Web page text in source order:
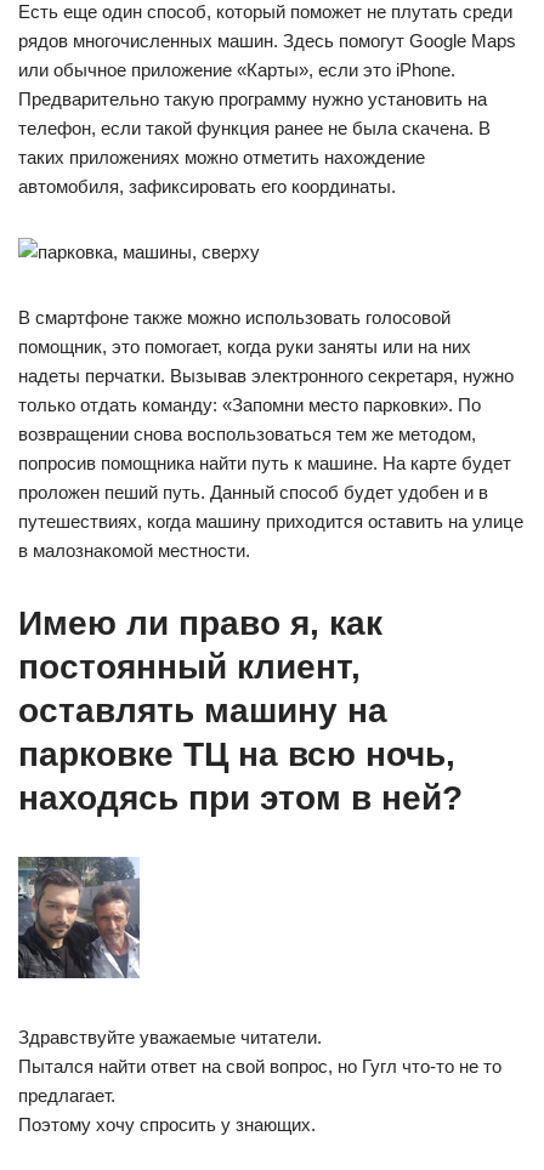
Есть еще один способ, который поможет не плутать среди
рядов многочисленных машин. Здесь помогут Google Maps
или обычное приложение «Карты», если это iPhone.
Предварительно такую программу нужно установить на
телефон, если такой функция ранее не была скачена. В
таких приложениях можно отметить нахождение
автомобиля, зафиксировать его координаты.
В смартфоне также можно использовать голосовой
помощник, это помогает, когда руки заняты или на них
надеты перчатки. Вызывав электронного секретаря, нужно
только отдать команду: «Запомни место парковки». По
возвращении снова воспользоваться тем же методом,
попросив помощника найти путь к машине. На карте будет
проложен пеший путь. Данный способ будет удобен и в
путешествиях, когда машину приходится оставить на улице
в малознакомой местности.
Имею ли право я, как
постоянный клиент,
оставлять машину на
парковке ТЦ на всю ночь,
находясь при этом в ней?
Здравствуйте уважаемые читатели.
Пытался найти ответ на свой вопрос, но Гугл что-то не то
предлагает.
Поэтому хочу спросить у знающих.